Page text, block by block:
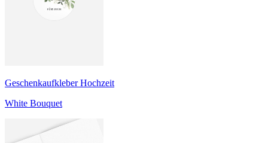
Geschenkaufkleber Hochzeit
White Bouquet